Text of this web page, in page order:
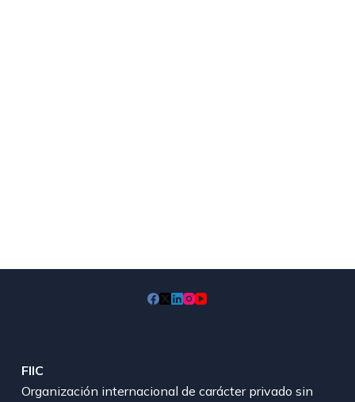
FIIC
Organización internacional de carácter privado sin